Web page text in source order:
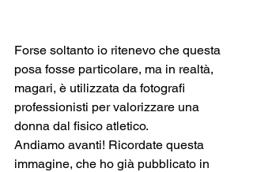
Forse soltanto io ritenevo che questa
posa fosse particolare, ma in realtà,
magari, è utilizzata da fotografi
professionisti per valorizzare una
donna dal fisico atletico.
Andiamo avanti! Ricordate questa
immagine, che ho già pubblicato in